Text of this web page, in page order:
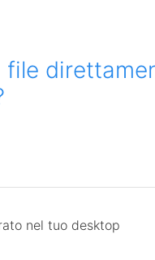
nel tuo desktop